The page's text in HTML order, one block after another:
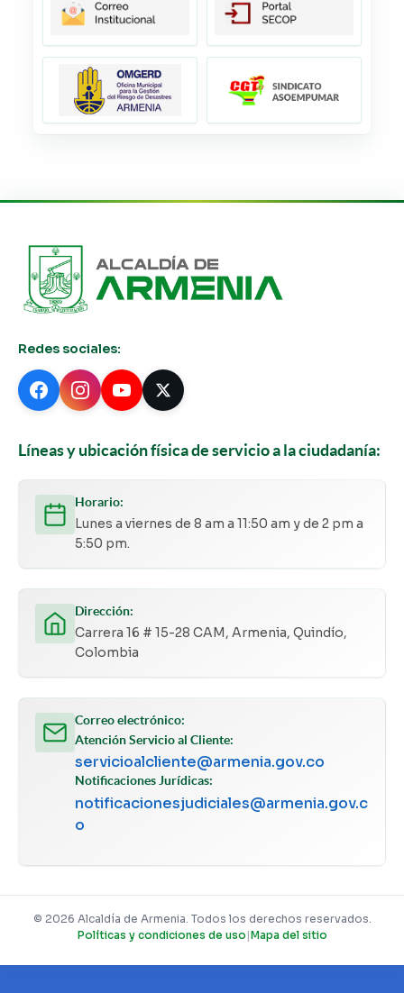
Redes sociales:
Líneas y ubicación física de servicio a la ciudadanía:
Horario:
Lunes a viernes de 8 am a 11:50 am y de 2 pm a
5:50 pm.
Dirección:
Carrera 16 # 15-28 CAM, Armenia, Quindío,
Colombia
Correo electrónico:
Atención Servicio al Cliente:
servicioalcliente@armenia.gov.co
Notificaciones Jurídicas:
notificacionesjudiciales@armenia.gov.c
o
© 2026 Alcaldía de Armenia. Todos los derechos reservados.
Políticas y condiciones de uso |Mapa del sitio